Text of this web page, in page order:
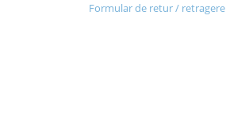
Formular de retur / retragere